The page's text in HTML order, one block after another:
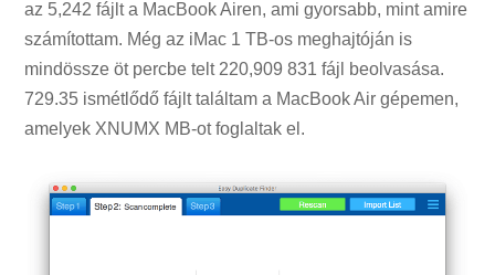
az 5,242 fájlt a MacBook Airen, ami gyorsabb, mint amire
számítottam. Még az iMac 1 TB-os meghajtóján is
mindössze öt percbe telt 220,909 831 fájl beolvasása.
729.35 ismétlődő fájlt találtam a MacBook Air gépemen,
amelyek XNUMX MB-ot foglaltak el.